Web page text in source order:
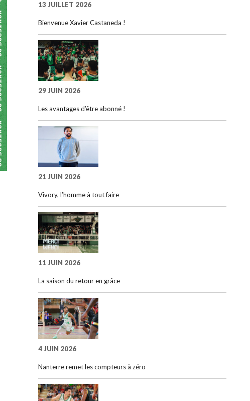
13 JUILLET 2026
Bienvenue Xavier Castaneda !
29 JUIN 2026
Les avantages d’être abonné !
21 JUIN 2026
Vivory, l’homme à tout faire
11 JUIN 2026
La saison du retour en grâce
4 JUIN 2026
Nanterre remet les compteurs à zéro